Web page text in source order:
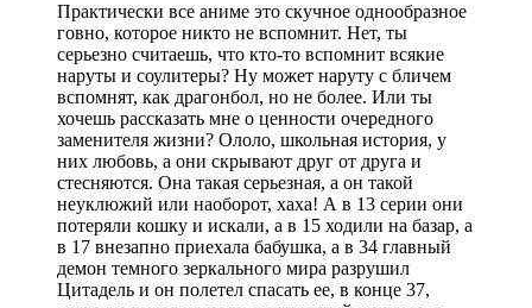
Практически все аниме это скучное однообразное
говно, которое никто не вспомнит. Нет, ты
серьезно считаешь, что кто-то вспомнит всякие
наруты и соулитеры? Ну может наруту с бличем
вспомнят, как драгонбол, но не более. Или ты
хочешь рассказать мне о ценности очередного
заменителя жизни? Ололо, школьная история, у
них любовь, а они скрывают друг от друга и
стесняются. Она такая серьезная, а он такой
неуклюжий или наоборот, хаха! А в 13 серии они
потеряли кошку и искали, а в 15 ходили на базар, а
в 17 внезапно приехала бабушка, а в 34 главный
демон темного зеркального мира разрушил
Цитадель и он полетел спасать ее, в конце 37,